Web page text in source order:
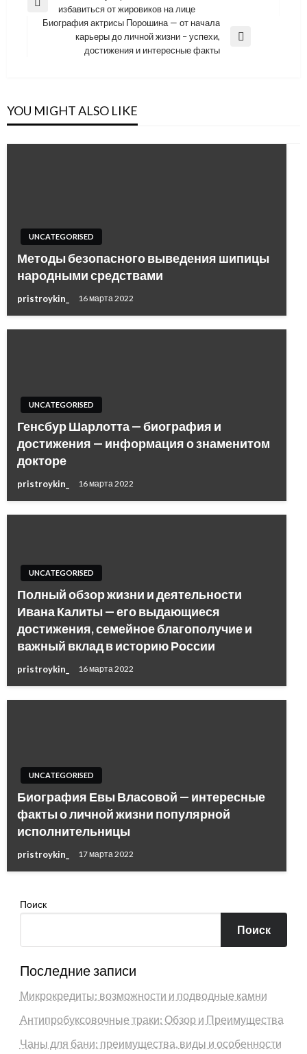
записям
Previous
Post
избавиться от жировиков на лице
Биография актрисы Порошина — от начала
карьеры до личной жизни – успехи,
достижения и интересные факты
YOU MIGHT ALSO LIKE
UNCATEGORISED
Методы безопасного выведения шипицы
народными средствами
pristroykin_ 16 марта 2022
UNCATEGORISED
Генсбур Шарлотта — биография и
достижения — информация о знаменитом
докторе
pristroykin_ 16 марта 2022
UNCATEGORISED
Полный обзор жизни и деятельности
Ивана Калиты — его выдающиеся
достижения, семейное благополучие и
важный вклад в историю России
pristroykin_ 16 марта 2022
UNCATEGORISED
Биография Евы Власовой — интересные
факты о личной жизни популярной
исполнительницы
pristroykin_ 17 марта 2022
Поиск
Поиск
Последние записи
Микрокредиты: возможности и подводные камни
Антипробуксовочные траки: Обзор и Преимущества
Чаны для бани: преимущества, виды и особенности